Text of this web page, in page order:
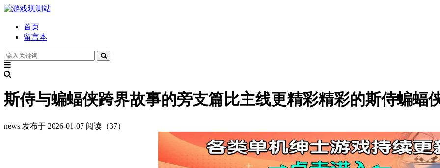
首页
留言本
斯侍与蝙蝠侠跨界故事的旁支篇比主线更精彩精彩的斯侍蝙蝠
news 发布于 2026-01-07 阅读（37）